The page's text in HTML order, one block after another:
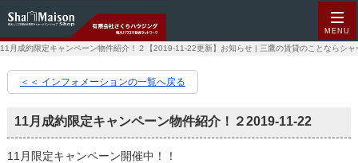
MENU
11月成約限定キャンペーン物件紹介！２【2019-11-22更新】お知らせ | 三鷹の賃貸のことならシ
＜＜ インフォメーションの一覧へ戻る
11月成約限定キャンペーン物件紹介！２2019-11-22
11月限定キャンペーン開催中！！